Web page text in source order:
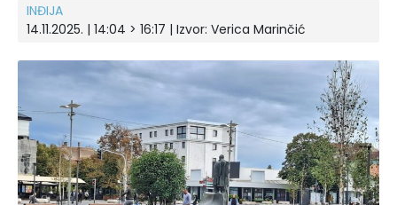
INĐIJA
14.11.2025. | 14:04 > 16:17 | Izvor: Verica Marinčić